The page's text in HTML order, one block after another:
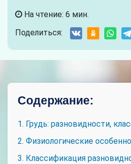
На чтение: 6 мин.
Поделиться:
Содержание:
1. Грудь: разновидности,
2. Физиологические
3. Классификация